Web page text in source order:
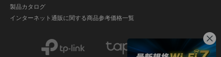
製品カタログ
インターネット通販に関する商品参考価格一覧